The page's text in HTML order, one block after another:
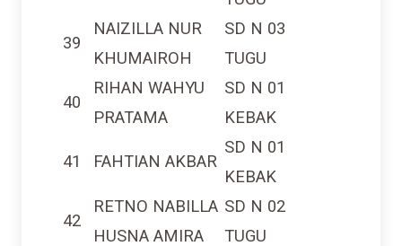
39
NAIZILLA NUR
KHUMAIROH
SD N 03
TUGU
40
RIHAN WAHYU
PRATAMA
SD N 01
KEBAK
41 FAHTIAN AKBAR
SD N 01
KEBAK
42
RETNO NABILLA
HUSNA AMIRA
SD N 02
TUGU